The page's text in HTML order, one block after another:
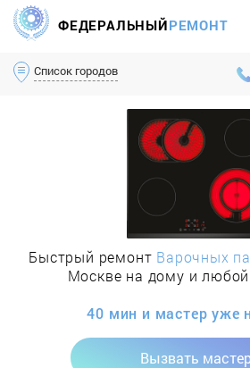
ФЕДЕРАЛЬНЫЙРЕМОНТ
Список городов
Быстрый ремонт Варочных
Москве на дому и
40 мин и мастер уже
Вызвать